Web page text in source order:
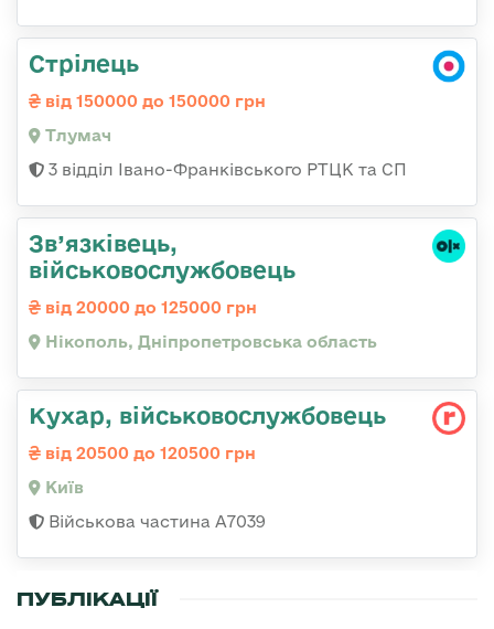
Стрілець
від 150000 до 150000 грн
Тлумач
3 відділ Івано-Франківського РТЦК та СП
Зв’язківець,
військовослужбовець
від 20000 до 125000 грн
Нікополь, Дніпропетровська область
Кухар, військовослужбовець
від 20500 до 120500 грн
Київ
Військова частина А7039
ПУБЛІКАЦІЇ